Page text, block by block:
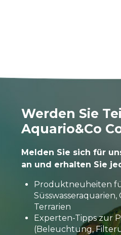
Werden Sie
Aquario&Co
Melden Sie sich für
an und erhalten Sie
Produktneuheiten
Terrarien
Experten-Tipps zur
(Beleuchtung,